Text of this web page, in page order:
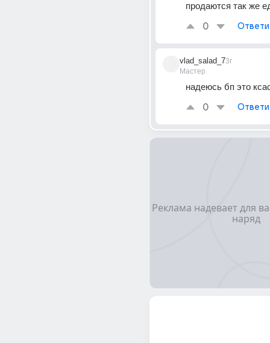
продаются так же
0
vlad_salad_7
Мастер
3г
надеюсь бп это
0